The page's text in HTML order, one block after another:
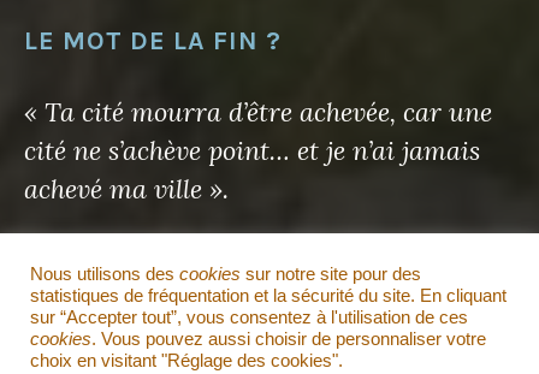
LE MOT DE LA FIN ?
« Ta cité mourra d’être achevée, car une
cité ne s’achève point… et je n’ai jamais
achevé ma ville ».
Antoine de Saint-Exupéry
Il en sera de même pour ce site…
Nous utilisons des cookies sur notre site pour des
statistiques de fréquentation et la sécurité du site. En cliquant
sur “Accepter tout”, vous consentez à l'utilisation de ces
cookies. Vous pouvez aussi choisir de personnaliser votre
choix en visitant "Réglage des cookies".